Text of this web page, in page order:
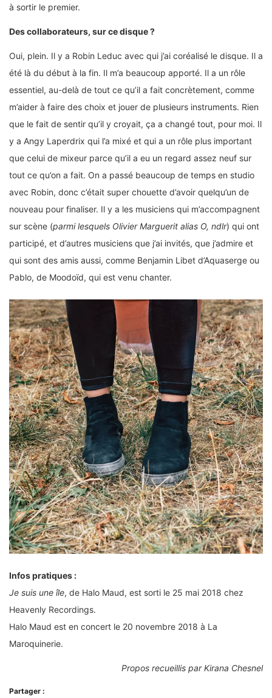
à sortir le premier.
Des collaborateurs, sur ce disque ?
Oui, plein. Il y a Robin Leduc avec qui j’ai coréalisé le disque. Il a
été là du début à la fin. Il m’a beaucoup apporté. Il a un rôle
essentiel, au-delà de tout ce qu’il a fait concrètement, comme
m’aider à faire des choix et jouer de plusieurs instruments. Rien
que le fait de sentir qu’il y croyait, ça a changé tout, pour moi. Il
y a Angy Laperdrix qui l’a mixé et qui a un rôle plus important
que celui de mixeur parce qu’il a eu un regard assez neuf sur
tout ce qu’on a fait. On a passé beaucoup de temps en studio
avec Robin, donc c’était super chouette d’avoir quelqu’un de
nouveau pour finaliser. Il y a les musiciens qui m’accompagnent
sur scène (parmi lesquels Olivier Marguerit alias O, ndlr) qui ont
participé, et d’autres musiciens que j’ai invités, que j’admire et
qui sont des amis aussi, comme Benjamin Libet d’Aquaserge ou
Pablo, de Moodoïd, qui est venu chanter.
Infos pratiques :
Je suis une île, de Halo Maud, est sorti le 25 mai 2018 chez
Heavenly Recordings.
Halo Maud est en concert le 20 novembre 2018 à La
Maroquinerie.
Propos recueillis par Kirana Chesnel
Partager :